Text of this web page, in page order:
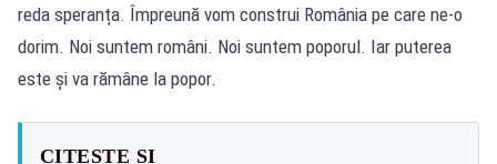
reda speranța. Împreună vom construi România pe care ne-o
dorim. Noi suntem români. Noi suntem poporul. Iar puterea
este și va rămâne la popor.
CITEȘTE ȘI